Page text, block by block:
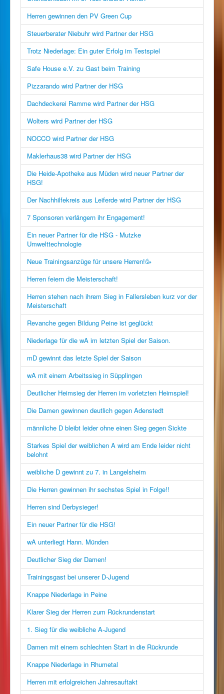
Herren gewinnen den PV Green Cup
Steuerberater Niebuhr wird Partner der HSG
Trotz Niederlage: Ein guter Erfolg im Testspiel
Safe House e.V. zu Gast beim Training
Pizzarando wird Partner der HSG
Dachdeckerei Ramme wird Partner der HSG
Wolters wird Partner der HSG
NOCCO wird Partner der HSG
Maklerhaus38 wird Partner der HSG
Die Heide-Apotheke aus Müden wird neuer Partner der
HSG!
Der Nachhilfekreis aus Leiferde wird Partner der HSG
7 Sponsoren verlängern ihr Engagement!
Ein neuer Partner für die HSG - Mutzke
Umwelttechnologie
Neue Trainingsanzüge für unsere Herren!🥳
Herren feiern die Meisterschaft!
Herren stehen nach ihrem Sieg in Fallersleben kurz vor der
Meisterschaft
Revanche gegen Bildung Peine ist geglückt
Niederlage für die wA im letzten Spiel der Saison.
mD gewinnt das letzte Spiel der Saison
wA mit einem Arbeitssieg in Süpplingen
Deutlicher Heimsieg der Herren im vorletzten Heimspiel!
Die Damen gewinnen deutlich gegen Adenstedt
männliche D bleibt leider ohne einen Sieg gegen Sickte
Starkes Spiel der weiblichen A wird am Ende leider nicht
belohnt
weibliche D gewinnt zu 7. in Langelsheim
Die Herren gewinnen ihr sechstes Spiel in Folge!!
Herren sind Derbysieger!
Ein neuer Partner für die HSG!
wA unterliegt Hann. Münden
Deutlicher Sieg der Damen!
Trainingsgast bei unserer D-Jugend
Knappe Niederlage in Peine
Klarer Sieg der Herren zum Rückrundenstart
1. Sieg für die weibliche A-Jugend
Damen mit einem schlechten Start in die Rückrunde
Knappe Niederlage in Rhumetal
Herren mit erfolgreichen Jahresauftakt